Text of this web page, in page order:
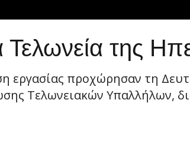
της
εργασίας προχώρησαν τη
Τελωνειακών Υπαλλήλων,